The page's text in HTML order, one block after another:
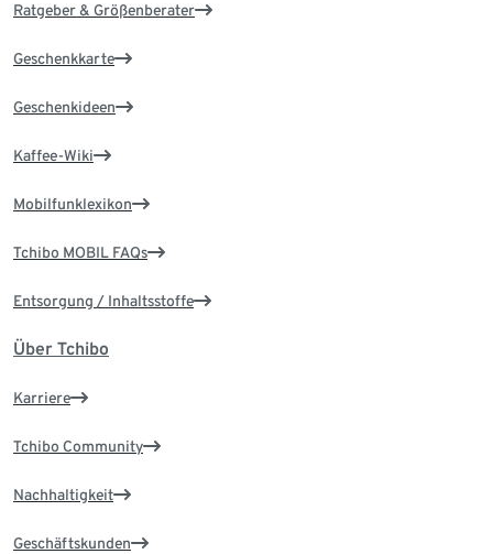
Ratgeber & Größenberater
Geschenkkarte
Geschenkideen
Kaffee-Wiki
Mobilfunklexikon
Tchibo MOBIL FAQs
Entsorgung / Inhaltsstoffe
Über Tchibo
Karriere
Tchibo Community
Nachhaltigkeit
Geschäftskunden